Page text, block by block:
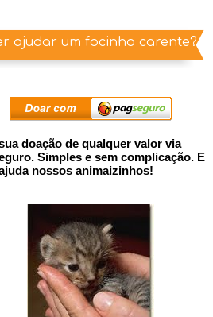
ajudar um focinho carente?
doação de qualquer valor via
Simples e sem complicação. E
nossos animaizinhos!